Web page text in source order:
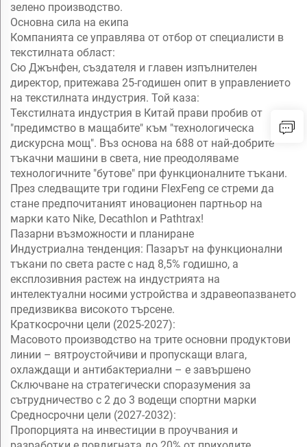
зелено производство.
Основна сила на екипа
Компанията се управлява от отбор от специалисти в
текстилната област:
Сю Джънфен, създателя и главен изпълнителен
директор, притежава 25-годишен опит в управлението
на текстилната индустрия. Той каза:
Текстилната индустрия в Китай прави пробив от
"предимство в мащабите" към "технологическа
дискурсна мощ". Въз основа на 688 от най-добрите
тъкачни машини в света, ние преодоляваме
технологичните "бутове" при функционалните тъкани.
През следващите три години FlexFeng се стреми да
стане предпочитаният иновационен партньор на
марки като Nike, Decathlon и Pathtrax!
Пазарни възможности и планиране
Индустриална тенденция: Пазарът на функционални
тъкани по света расте с над 8,5% годишно, а
експлозивния растеж на индустрията на
интелектуални носими устройства и здравеопазването
предизвиква високото търсене.
Краткосрочни цели (2025-2027):
Масовото производство на трите основни продуктови
линии – вятроустойчиви и пропускащи влага,
охлаждащи и антибактериални – е завършено
Сключване на стратегически споразумения за
сътрудничество с 2 до 3 водещи спортни марки
Средносрочни цели (2027-2032):
Пропорцията на инвестиции в проучвания и